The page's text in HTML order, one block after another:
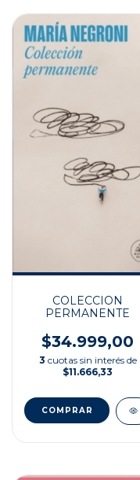
COLECCION
PERMANENTE
$34.999,00
3 cuotas sin interés de
$11.666,33